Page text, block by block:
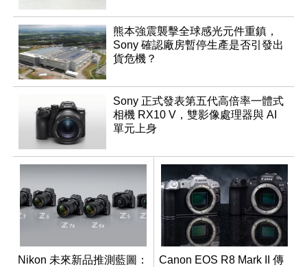
熊本強震襲擊全球感光元件重鎮，
Sony 確認廠房暫停生產是否引發出
貨危機？
Sony 正式發表第五代高倍率一體式
相機 RX10 V，雙影像處理器與 AI
單元上身
Nikon 未來新品推測藍圖：
Canon EOS R8 Mark II 傳